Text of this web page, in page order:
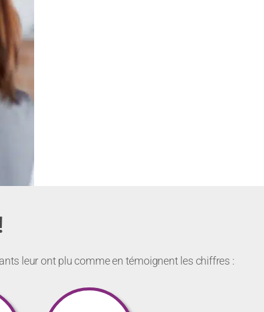
leur ont plu comme en témoignent les chiffres :